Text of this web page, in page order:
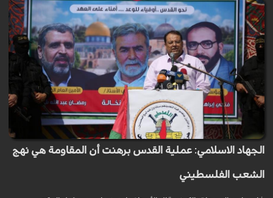
الجهاد الاسلامي: عملية القدس برهنت أن المقاومة هي نهج
الشعب الفلسطيني